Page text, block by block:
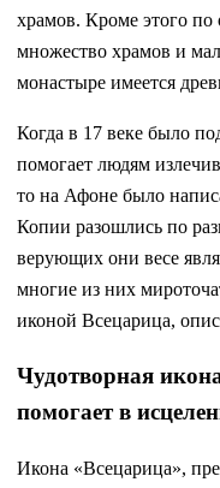
храмов. Кроме этого по
множество храмов и
монастыре имеется
Когда в 17 веке было
помогает людям
то на Афоне было
Копии разошлись по
верующих они весе
многие из них
иконой Всецарица,
Чудотворная
помогает в
Икона «Всецарица»,